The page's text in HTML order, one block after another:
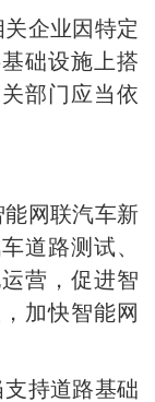
企业因特定
础设施上搭
部门应当依
网联汽车新
道路测试、
营，促进智
加快智能网
持道路基础